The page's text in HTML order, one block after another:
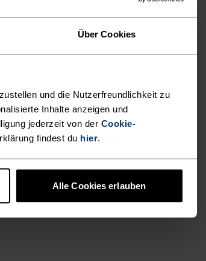
Über Cookies
und die Nutzerfreundlichkeit zu
Inhalte anzeigen und
jederzeit von der Cookie-
findest du hier.
Alle Cookies erlauben